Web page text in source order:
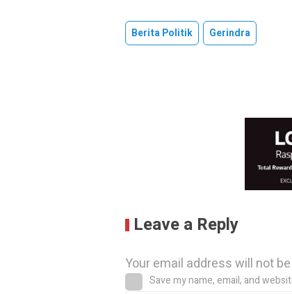
Berita Politik Gerindra
Leave a Reply
Your email address will not
Save my name, email, and